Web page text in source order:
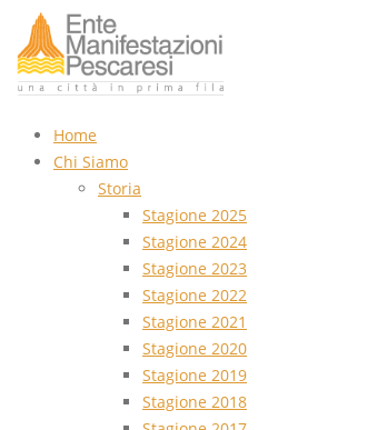
Home
Chi Siamo
Storia
Stagione 2025
Stagione 2024
Stagione 2023
Stagione 2022
Stagione 2021
Stagione 2020
Stagione 2019
Stagione 2018